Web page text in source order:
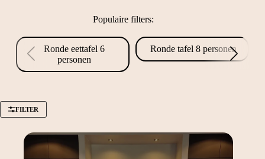
Populaire filters:
Ronde eettafel 6
personen
Ronde tafel 8 personen
FILTER